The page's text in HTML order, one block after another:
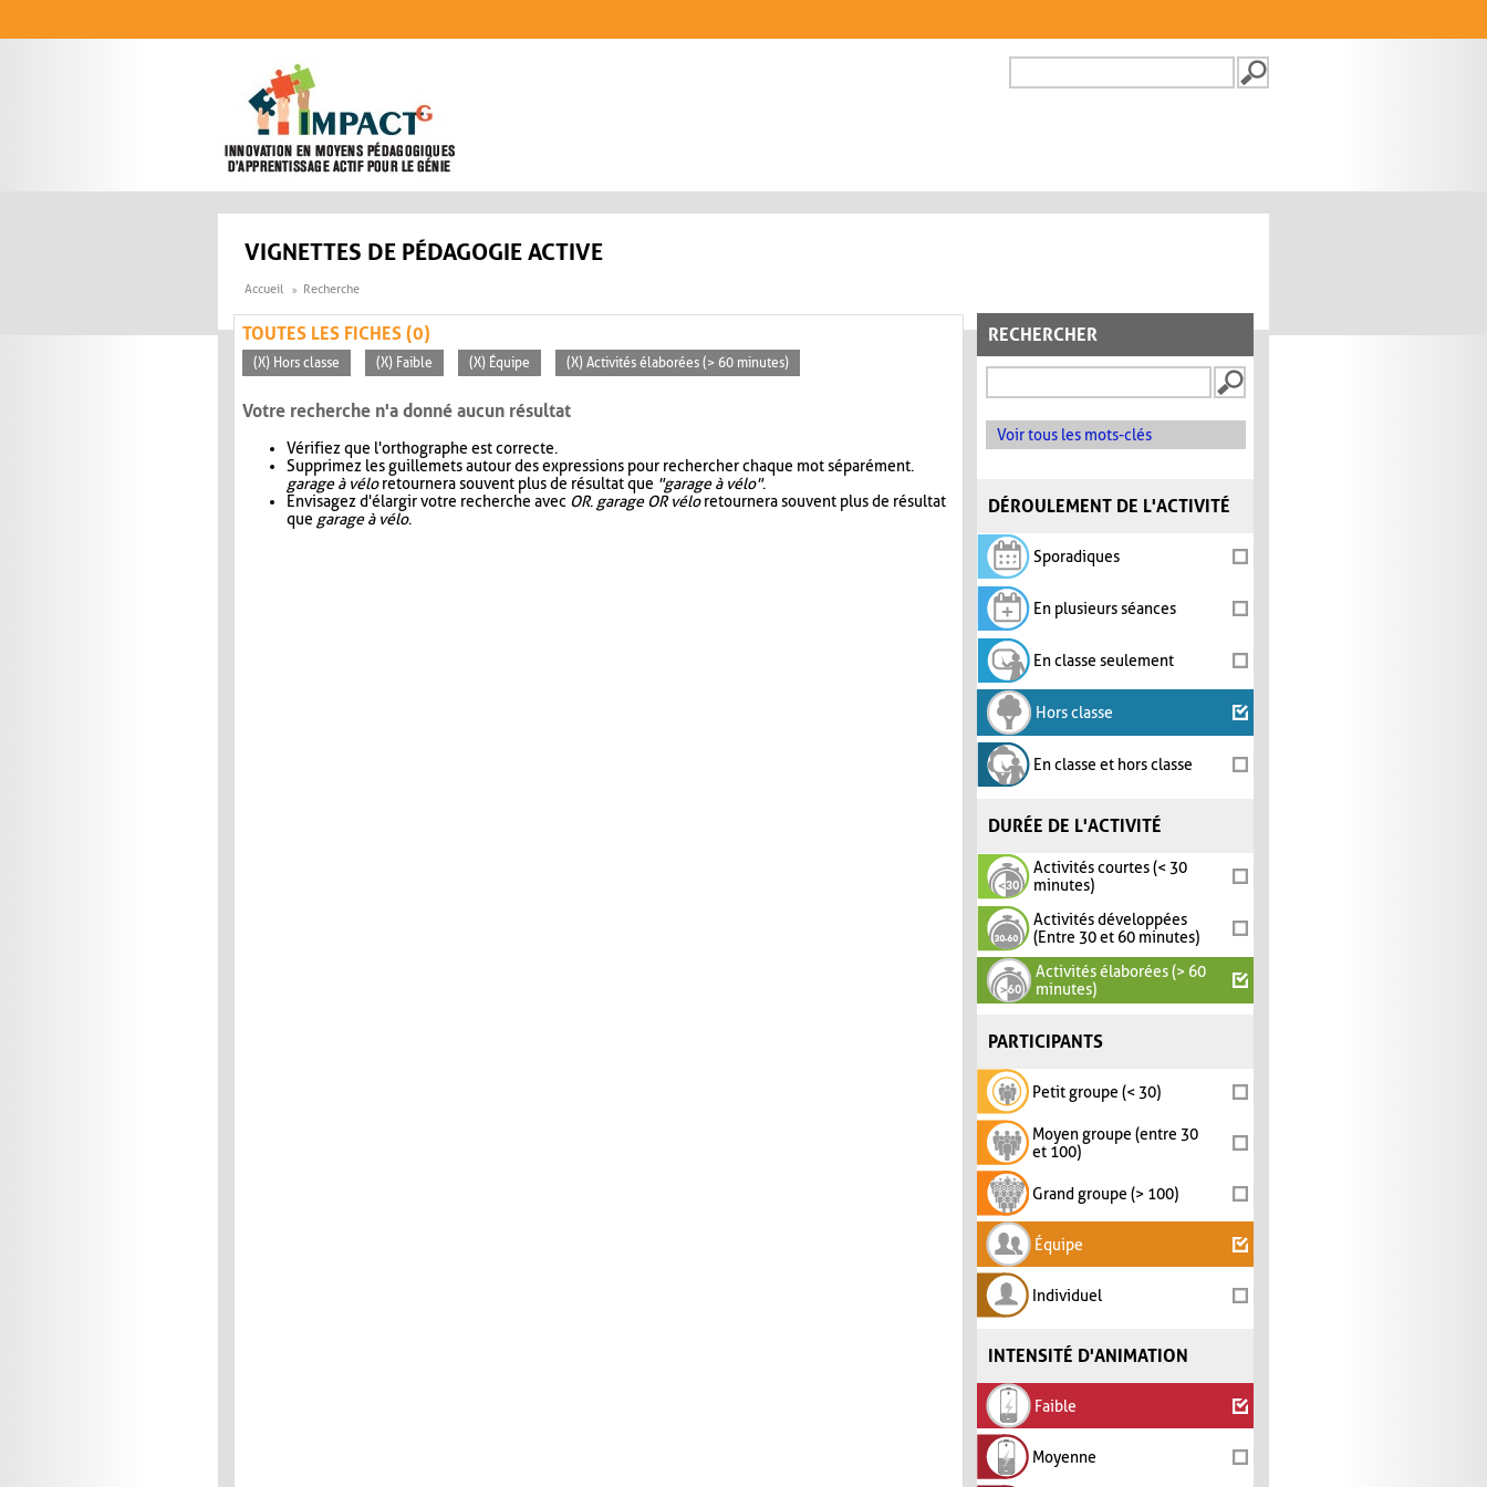
FORMULAIRE DE
VIGNETTES DE PÉDAGOGIE ACTIVE
Accueil Recherche
RECHERCHER
Voir tous les mots-clés
DÉROULEMENT DE L'ACTIVITÉ
Sporadiques
En plusieurs séances
En classe seulement
Hors classe
En classe et hors classe
DURÉE DE L'ACTIVITÉ
Activités courtes (< 30
minutes)
Activités développées
(Entre 30 et 60 minutes)
Activités élaborées (> 60
minutes)
PARTICIPANTS
Petit groupe (< 30)
Moyen groupe (entre 30
et 100)
Grand groupe (> 100)
Équipe
Individuel
INTENSITÉ D'ANIMATION
Faible
Moyenne
TOUTES LES FICHES (0)
(X) Hors classe (X) Faible (X) Équipe (X) Activités élaborées (> 60 minutes)
Votre recherche n'a donné aucun résultat
Vérifiez que l'orthographe est correcte.
Supprimez les guillemets autour des expressions pour rechercher chaque mot séparément.
garage à véloretournera souvent plus de résultat que "garage à vélo".
Envisagez d'élargir votre recherche avec OR. garage OR véloretournera souvent plus de résultat
que garage à vélo.